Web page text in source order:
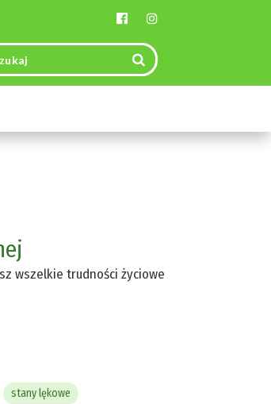
wszelkie trudności życiowe
stany lękowe